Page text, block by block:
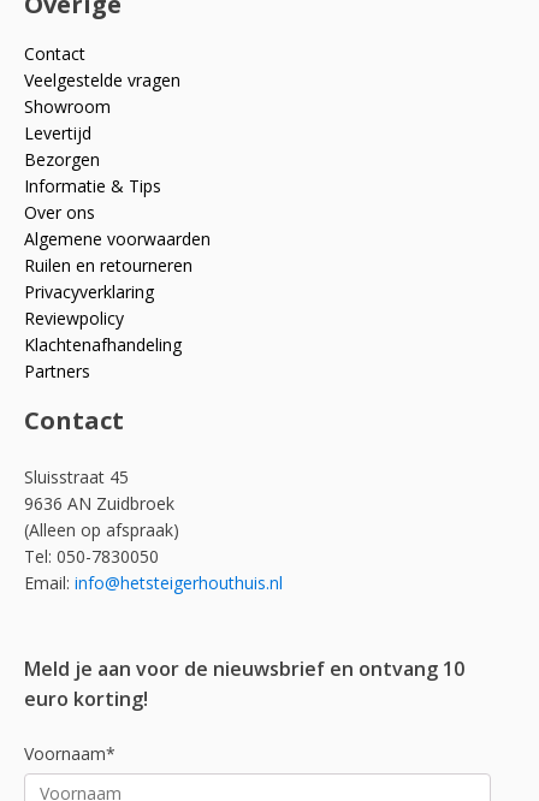
Contact
Veelgestelde vragen
Showroom
Levertijd
Bezorgen
Informatie & Tips
Over ons
Algemene voorwaarden
Ruilen en retourneren
Privacyverklaring
Reviewpolicy
Klachtenafhandeling
Partners
Contact
Sluisstraat 45
9636 AN Zuidbroek
(Alleen op afspraak)
Tel: 050-7830050
Email: info@hetsteigerhouthuis.nl
Meld je aan voor de nieuwsbrief en ontvang 10
euro korting!
Voornaam*